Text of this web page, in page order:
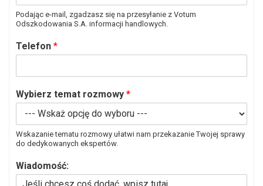
Podając e-mail, zgadzasz się na przesyłanie z Votum
Odszkodowania S.A. informacji handlowych.
Telefon *
Wybierz temat rozmowy *
Wskazanie tematu rozmowy ułatwi nam przekazanie Twojej sprawy
do dedykowanych ekspertów.
Wiadomość: